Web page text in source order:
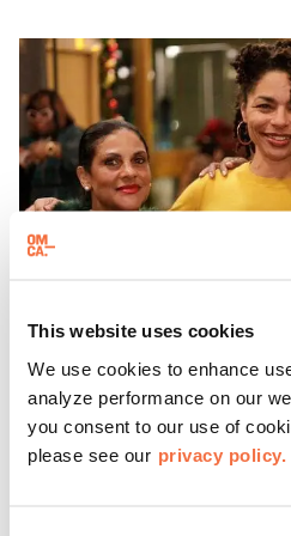
This website uses cookies
We use cookies to enhance
analyze performance on our
you consent to our use of
please see our privacy policy.
Jueves en el OMCA